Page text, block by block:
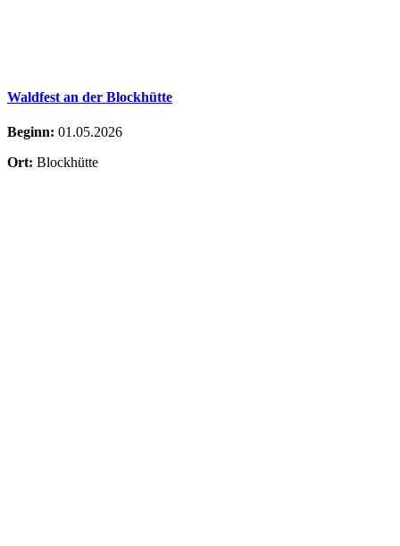
Waldfest an der Blockhütte
Beginn: 01.05.2026
Ort: Blockhütte